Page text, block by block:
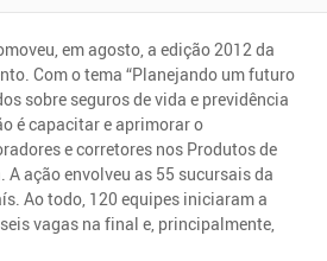
em agosto, a edição 2012 da
Com o tema “Planejando um futuro
sobre seguros de vida e previdência
é capacitar e aprimorar o
e corretores nos Produtos de
A ação envolveu as 55 sucursais da
Ao todo, 120 equipes iniciaram a
vagas na final e, principalmente,